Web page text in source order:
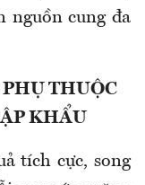
nguồn cung đa
THUỘC
KHẨU
tích cực, song